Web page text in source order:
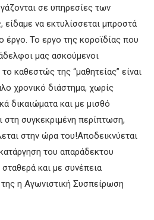
σε υπηρεσίες των
είδαμε να εκτυλίσσεται μπροστά
έργο. Το εργο της κοροϊδίας που
μας ασκούμενοι
καθεστώς της “μαθητείας” είναι
χρονικό διάστημα, χωρίς
δικαιώματα και με μισθό
στη συγκεκριμένη περίπτωση,
στην ώρα του!Αποδεικνύεται
του απαράδεκτου
και με συνέπεια
η Αγωνιστική Συσπείρωση